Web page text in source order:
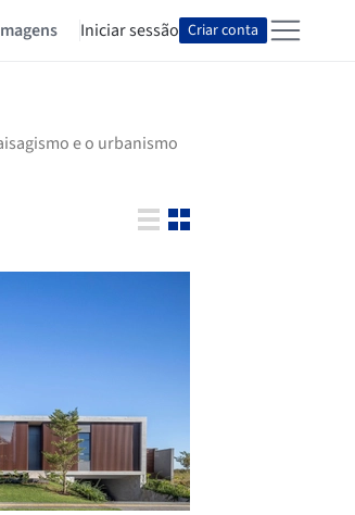
Iniciar sessão Criar conta
e o urbanismo